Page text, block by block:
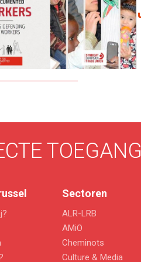
TOEGANG
Sectoren
ALR-LRB
AMiO
Cheminots
Culture & Media